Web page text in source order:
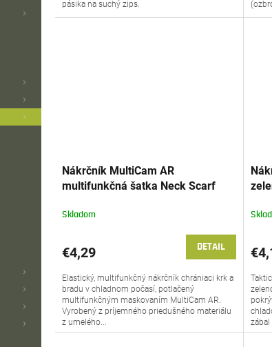
pásika na suchý zips.
Nákrčník MultiCam AR
multifunkčná šatka Neck Scarf
Skladom
€4,29 DETAIL
Elastický, multifunkčný nákrčník chrániaci krk a
bradu v chladnom počasí, potlačený
multifunkčným maskovaním MultiCam AR.
Vyrobený z príjemného priedušného materiálu
z umelého...
zábal